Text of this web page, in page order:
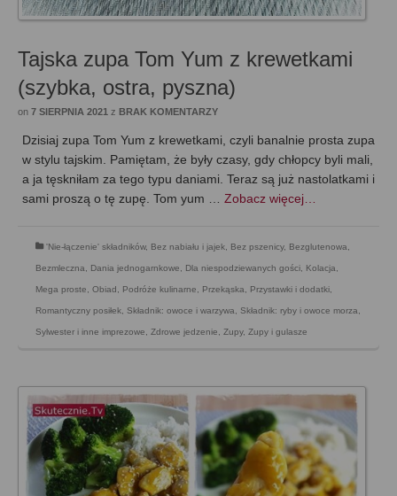
Tajska zupa Tom Yum z krewetkami
(szybka, ostra, pyszna)
on 7 SIERPNIA 2021 z BRAK KOMENTARZY
Dzisiaj zupa Tom Yum z krewetkami, czyli banalnie prosta zupa
w stylu tajskim. Pamiętam, że były czasy, gdy chłopcy byli mali,
a ja tęskniłam za tego typu daniami. Teraz są już nastolatkami i
sami proszą o tę zupę. Tom yum … Zobacz więcej…
'Nie-łączenie' składników, Bez nabiału i jajek Bez pszenicy, Bezglutenowa
Bezmleczna Dania jednogarnkowe Dla niespodziewanych gości Kolacja
Mega proste Obiad Podróże kulinarne Przekąska Przystawki i dodatki
Romantyczny posiłek Składnik: owoce i warzywa Składnik: ryby i owoce morza
Sylwester i inne imprezowe Zdrowe jedzenie Zupy, Zupy i gulasze